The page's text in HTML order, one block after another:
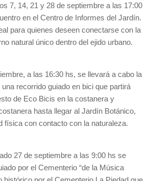
7, 14, 21 y 28 de septiembre a las 17:00
en el Centro de Informes del Jardín.
para quienes deseen conectarse con la
natural único dentro del ejido urbano.
a las 16:30 hs, se llevará a cabo la
recorrido guiado en bici que partirá
de Eco Bicis en la costanera y
hasta llegar al Jardín Botánico,
física con contacto con la naturaleza.
27 de septiembre a las 9:00 hs se
por el Cementerio “de la Música